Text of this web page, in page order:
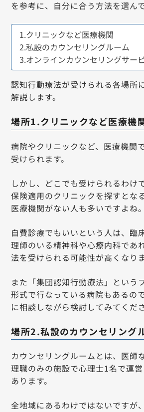
を参考に、自分に合う方法を選ん
1.クリニックなど医療機関
2.私設のカウンセリングルーム
3.オンラインカウンセリングサー
認知行動療法が受けられる各場所
解説します。
場所1.クリニックなど医療機
病院やクリニックなど、医療機関
受けられます。
しかし、どこでも受けられるわけ
保険適用のクリニックを探すとな
医療機関がない人も多いですよね。
自費診療でもいいという人は、臨
理師のいる精神科や心療内科であ
法を受けられる可能性が高くなりま
また「集団認知行動療法」という
形式で行なっている病院もあるの
に相談しながら検討してみてくだ
場所2.私設のカウンセリング
カウンセリングルームとは、医師
理職のみの施設で心理士1名で運
あります。
全地域にあるわけではないです